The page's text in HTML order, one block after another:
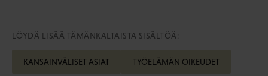
LÖYDÄ LISÄÄ TÄMÄNKALTAISTA SISÄLTÖÄ:
KANSAINVÄLISET ASIAT TYÖELÄMÄN OIKEUDET